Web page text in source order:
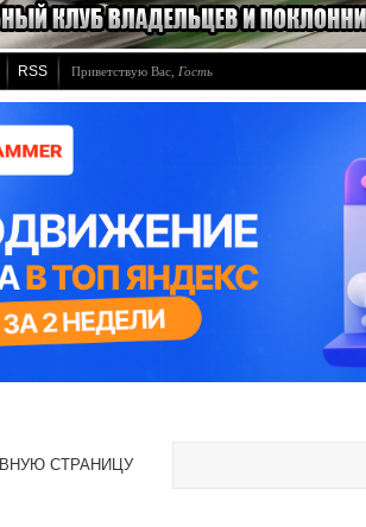
RSS Приветствую Вас Гость
СТРАНИЦУ